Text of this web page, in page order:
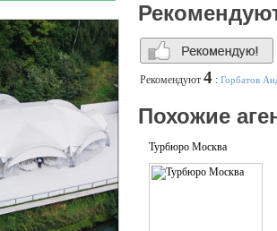
Рекомендуют 4 : Горбатов
Похожие
Турбюро Москва